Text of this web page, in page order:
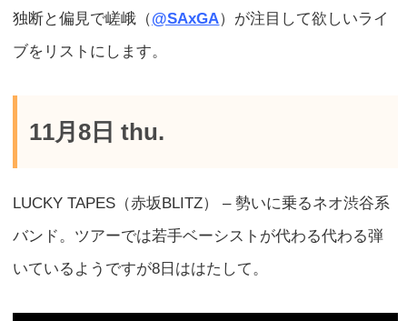
独断と偏見で嵯峨（@SAxGA）が注目して欲しいライ
ブをリストにします。
11月8日 thu.
LUCKY TAPES（赤坂BLITZ） – 勢いに乗るネオ渋谷系
バンド。ツアーでは若手ベーシストが代わる代わる弾
いているようですが8日ははたして。